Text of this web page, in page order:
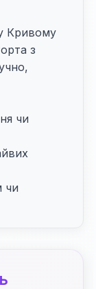
Кривому
з
чи
чи